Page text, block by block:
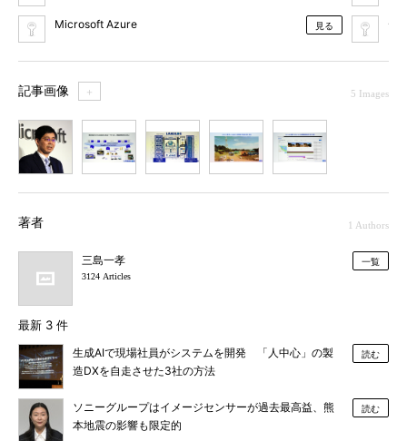
Microsoft Azure 見る デ
記事画像 ＋ 5 Images
著者 1 Authors
三島一孝
3124 Articles
一覧
最新 3 件
生成AIで現場社員がシステムを開発 「人中心」の製
造DXを自走させた3社の方法
読む
ソニーグループはイメージセンサーが過去最高益、熊
本地震の影響も限定的
読む